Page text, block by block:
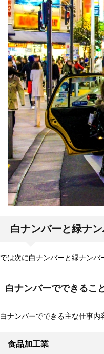
白ナンバーと緑ナ
では次に白ナンバーと緑ナンバ
白ナンバーでできるこ
白ナンバーでできる主な仕事内
食品加工業